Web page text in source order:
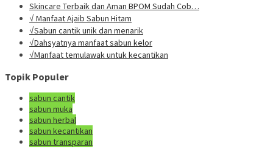
Skincare Terbaik dan Aman BPOM Sudah Cob…
√ Manfaat Ajaib Sabun Hitam
√Sabun cantik unik dan menarik
√Dahsyatnya manfaat sabun kelor
√Manfaat temulawak untuk kecantikan
Topik Populer
sabun cantik
sabun muka
sabun herbal
sabun kecantikan
sabun transparan